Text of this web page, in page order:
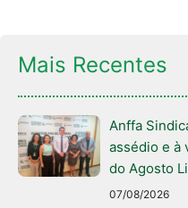
Mais Recentes
Anffa
assédio e à
do Agosto
07/08/2026